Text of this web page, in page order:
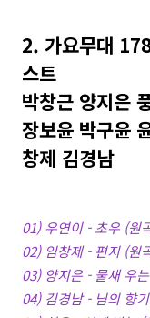
2. 가요무대
스트
박창근 양지은
장보윤 박구윤
창제 김경남
01) 우연이 - 초우 (원
02) 임창제 - 편지 (원
03) 양지은 - 물새 우
04) 김경남 - 님의 향